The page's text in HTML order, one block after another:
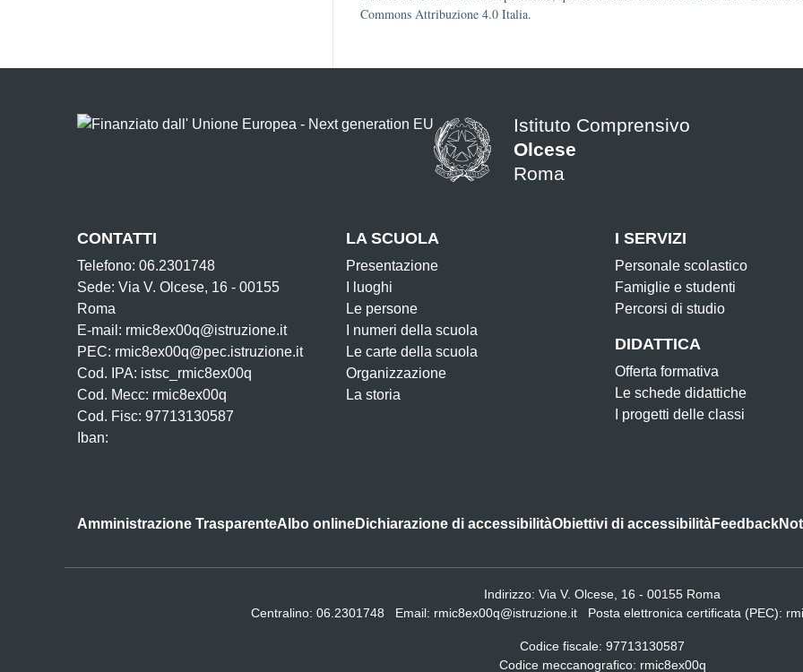
Commons Attribuzione 4.0 Italia.
Istituto Comprensivo
Olcese
Roma
CONTATTI
Telefono: 06.2301748
Sede: Via V. Olcese, 16 - 00155
Roma
E-mail: rmic8ex00q@istruzione.it
PEC: rmic8ex00q@pec.istruzione.it
Cod. IPA: istsc_rmic8ex00q
Cod. Mecc: rmic8ex00q
Cod. Fisc: 97713130587
Iban:
LA SCUOLA
Presentazione
I luoghi
Le persone
I numeri della scuola
Le carte della scuola
Organizzazione
La storia
I SERVIZI
Personale scolastico
Famiglie e studenti
Percorsi di studio
DIDATTICA
Offerta formativa
Le schede didattiche
I progetti delle classi
Amministrazione TrasparenteAlbo onlineDichiarazione di accessibilitàObiettivi di accessibilitàFeedback
Indirizzo: Via V. Olcese, 16 - 00155 Roma
Centralino: 06.2301748 Email: rmic8ex00q@istruzione.it Posta elettronica certificata (PEC):
Codice fiscale: 97713130587
Codice meccanografico: rmic8ex00q